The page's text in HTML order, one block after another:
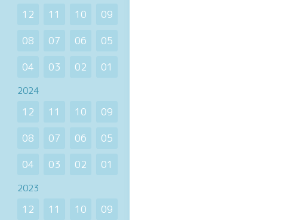
12 11 10
09
08
07 06
05
04
03 02 01
2024
12 11 10
09
08
07 06
05
04
03 02 01
2023
12 11 10
09